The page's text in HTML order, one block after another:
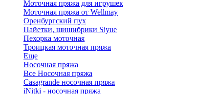
Моточная пряжа для игрушек
Моточная пряжа от Wellmay
Оренбургский пух
Пайетки, шишибрики Siyue
Пехорка моточная
Троицкая моточная пряжа
Еще
Носочная пряжа
Все Носочная пряжа
Casagrande носочная пряжа
iNitki - носочная пряжа